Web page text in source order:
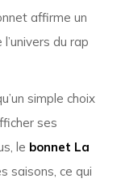
affirme un
du rap
simple choix
ses
le bonnet La
saisons, ce qui